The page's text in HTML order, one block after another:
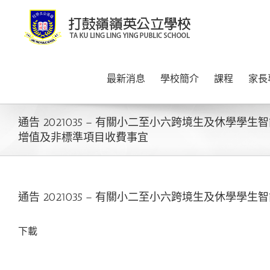
content
最新消息 學校簡介 課程 家
通告 2021035 – 有關小二至小六跨境生及休學學生
增值及非標準項目收費事宜
通告 2021035 – 有關小二至小六跨境生及休學學生
下載